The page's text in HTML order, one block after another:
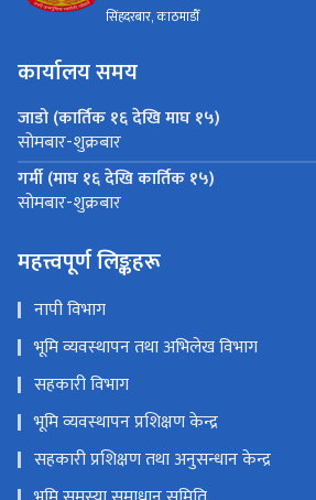
सिंहदरबार, काठमाडौँ
कार्यालय समय
जाडो (कार्तिक १६ देखि माघ १५)
सोमबार-शुक्रबार
गर्मी (माघ १६ देखि कार्तिक १५)
सोमबार-शुक्रबार
महत्त्वपूर्ण लिङ्कहरू
नापी विभाग
भूमि व्यवस्थापन तथा अभिलेख विभाग
सहकारी विभाग
भूमि व्यवस्थापन प्रशिक्षण केन्द्र
सहकारी प्रशिक्षण तथा अनुसन्धान केन्द्र